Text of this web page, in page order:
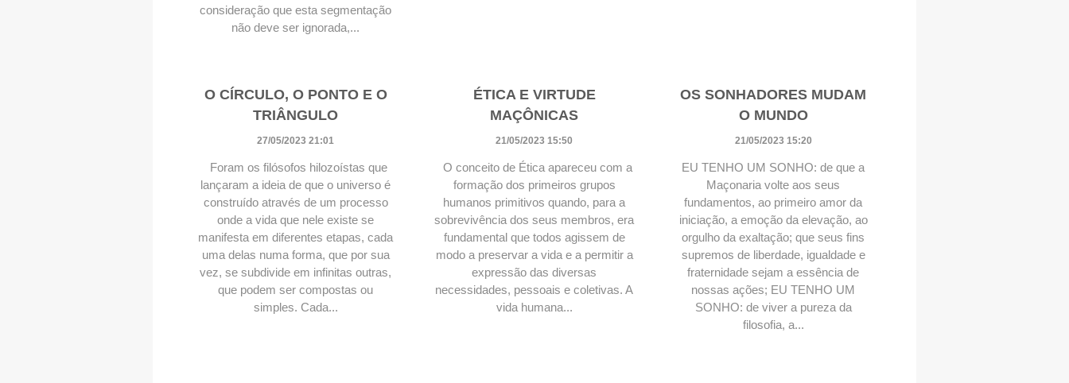
consideração que esta segmentação
não deve ser ignorada,...
O CÍRCULO, O PONTO E O
TRIÂNGULO
27/05/2023 21:01
Foram os filósofos hilozoístas que
lançaram a ideia de que o universo é
construído através de um processo
onde a vida que nele existe se
manifesta em diferentes etapas, cada
uma delas numa forma, que por sua
vez, se subdivide em infinitas outras,
que podem ser compostas ou
simples. Cada...
ÉTICA E VIRTUDE
MAÇÔNICAS
21/05/2023 15:50
O conceito de Ética apareceu com a
formação dos primeiros grupos
humanos primitivos quando, para a
sobrevivência dos seus membros, era
fundamental que todos agissem de
modo a preservar a vida e a permitir a
expressão das diversas
necessidades, pessoais e coletivas. A
vida humana...
OS SONHADORES MUDAM
O MUNDO
21/05/2023 15:20
EU TENHO UM SONHO: de que a
Maçonaria volte aos seus
fundamentos, ao primeiro amor da
iniciação, a emoção da elevação, ao
orgulho da exaltação; que seus fins
supremos de liberdade, igualdade e
fraternidade sejam a essência de
nossas ações; EU TENHO UM
SONHO: de viver a pureza da
filosofia, a...